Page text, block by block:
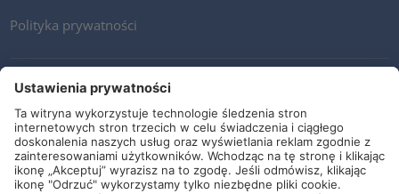
Polityka prywatności
Kontakt
Newsletter